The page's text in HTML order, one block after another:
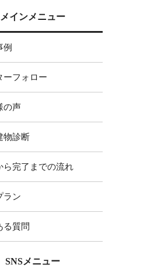
メインメニュー
例
ーフォロー
の声
物診断
ら完了までの流れ
ラン
る質問
SNSメニュー